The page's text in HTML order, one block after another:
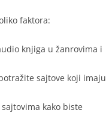
faktora:
knjiga u žanrovima i
sajtove koji imaju
kako biste